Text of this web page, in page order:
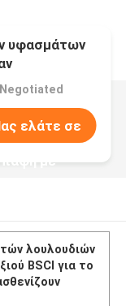
υφασμάτων
ελάτε σε
με
λουλουδιών
BSCI για το